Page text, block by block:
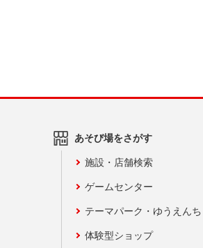
あそび場をさがす
施設・店舗検索
ゲームセンター
テーマパーク・ゆうえんち
体験型ショップ